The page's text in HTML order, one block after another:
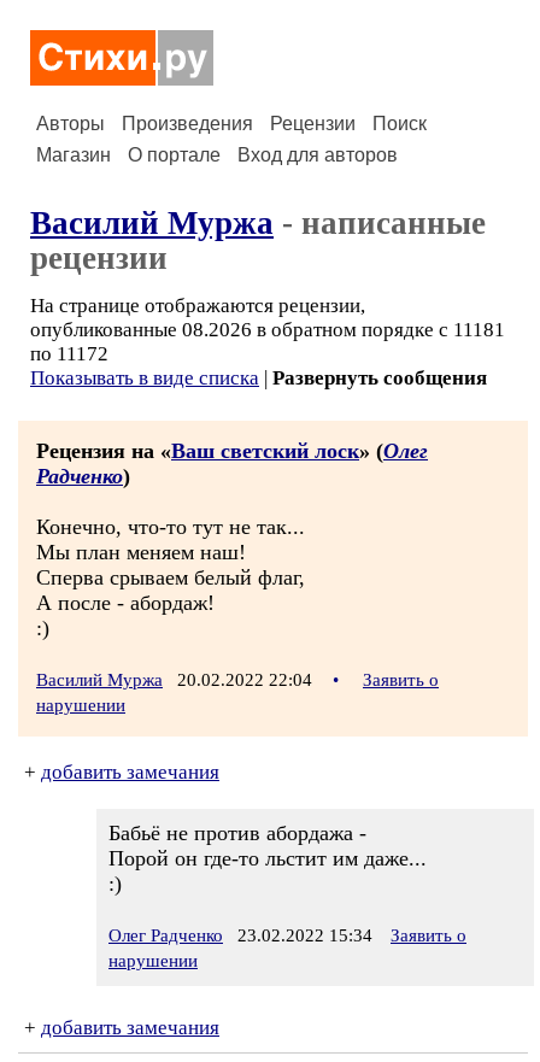
Авторы Произведения Рецензии
Поиск
Магазин
О портале Вход для авторов
Василий Муржа - написанные
рецензии
На странице отображаются рецензии,
опубликованные 08.2026 в обратном порядке с 11181
по 11172
Показывать в виде списка | Развернуть сообщения
Рецензия на «Ваш светский лоск» (Олег
Радченко)
Конечно, что-то тут не так...
Мы план меняем наш!
Сперва срываем белый флаг,
А после - абордаж!
:)
Василий Муржа 20.02.2022 22:04 •
Заявить о
нарушении
+ добавить замечания
Бабьё не против абордажа -
Порой oн где-то льстит им даже...
:)
Олег Радченко 23.02.2022 15:34
Заявить о
нарушении
+ добавить замечания